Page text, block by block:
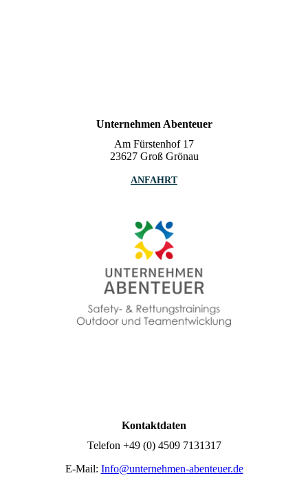
Unternehmen Abenteuer
Am Fürstenhof 17
23627 Groß Grönau
ANFAHRT
Kontaktdaten
Telefon +49 (0) 4509 7131317
E-Mail: Info@unternehmen-abenteuer.de